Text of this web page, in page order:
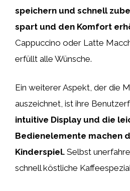
speichern und schnell
spart und den Komfort
Cappuccino oder Latte
erfüllt alle Wünsche.
Ein weiterer Aspekt, der die
auszeichnet, ist ihre
intuitive Display und die
Bedienelemente machen
Kinderspiel. Selbst
schnell köstliche